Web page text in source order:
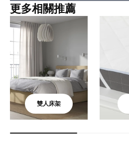
更多相關推薦
雙人床架